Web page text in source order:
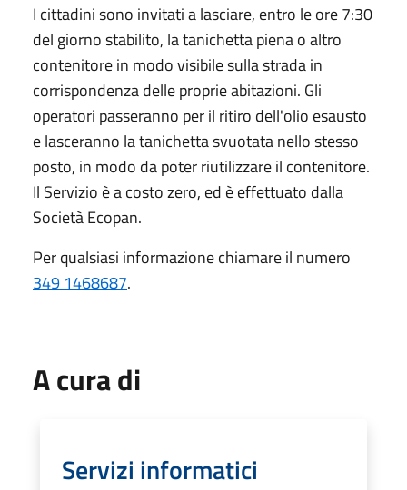
I cittadini sono invitati a lasciare, entro le ore 7:30
del giorno stabilito, la tanichetta piena o altro
contenitore in modo visibile sulla strada in
corrispondenza delle proprie abitazioni. Gli
operatori passeranno per il ritiro dell'olio esausto
e lasceranno la tanichetta svuotata nello stesso
posto, in modo da poter riutilizzare il contenitore.
Il Servizio è a costo zero, ed è effettuato dalla
Società Ecopan.
Per qualsiasi informazione chiamare il numero
349 1468687.
A cura di
Servizi informatici